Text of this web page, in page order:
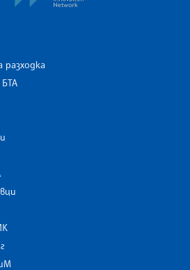
разходка